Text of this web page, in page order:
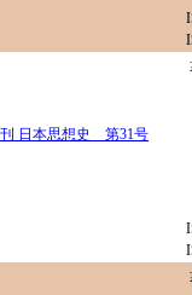
日本思想史 第31号